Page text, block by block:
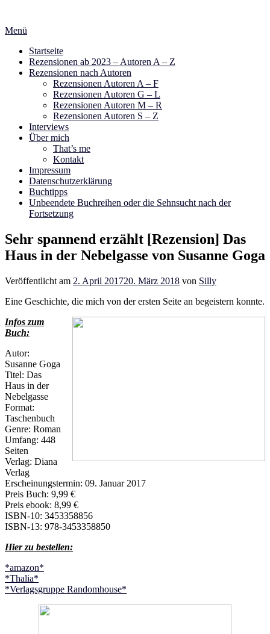
springen
Menü
Startseite
Rezensionen ab 2023 – Autoren A – Z
Rezensionen nach Autoren
Rezensionen Autoren A – F
Rezensionen Autoren G – L
Rezensionen Autoren M – R
Rezensionen Autoren S – Z
Interviews
Über mich
That’s me
Kontakt
Impressum
Datenschutzerklärung
Buchtipps
Unbeendete Buchreihen oder die Sehnsucht nach der
Fortsetzung
Sehr spannend erzählt [Rezension] Das
Haus in der Nebelgasse von Susanne Goga
Veröffentlicht am 2. April 201720. März 2018 von Silly
Eine Geschichte, die mich von der ersten Seite an begeistern konnte.
Infos zum
Buch:
Autor:
Susanne Goga
Titel: Das
Haus in der
Nebelgasse
Format:
Taschenbuch
Genre: Roman
Umfang: 448
Seiten
Verlag: Diana
Verlag
Erscheinungstermin: 09. Januar 2017
Preis Buch: 9,99 €
Preis ebook: 8,99 €
ISBN-10: 3453358856
ISBN-13: 978-3453358850
Hier zu bestellen:
*amazon*
*Thalia*
*Verlagsgruppe Randomhouse*